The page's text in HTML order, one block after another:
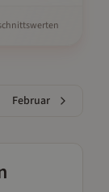
Februar